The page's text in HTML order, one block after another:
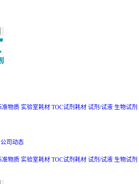
准物质 实验室耗材 TOC试剂耗材 试剂/试液 生物试剂
公司动态
准物质 实验室耗材 TOC试剂耗材 试剂/试液 生物试剂